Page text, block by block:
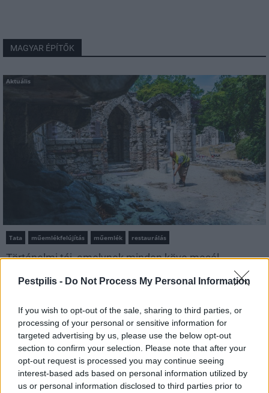
Pestpilis - Do Not Process My Personal Information
If you wish to opt-out of the sale, sharing to third parties, or
processing of your personal or sensitive information for
targeted advertising by us, please use the below opt-out
section to confirm your selection. Please note that after your
opt-out request is processed you may continue seeing
interest-based ads based on personal information utilized by
us or personal information disclosed to third parties prior to
MAGYAR ÉPÍTŐK
Aktuális
Tata műemlékfelújítás műemlék restaurálás
Történelmi táj, amelynek minden köve mesél –
A projekt részeként megújulnak a területen található
Várkanyarban álló Nepomuki Szent János híd és szobor is.
M1 bővítés: már zajlik a teljesen új
Bicske Kelet csomópont építése